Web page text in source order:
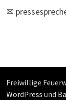
✉
Freiwillige
WordPress und